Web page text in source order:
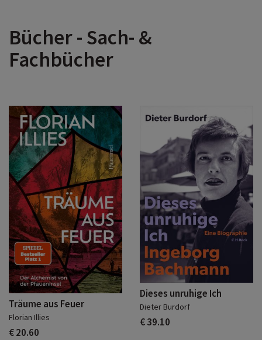
Bücher - Sach- &
Fachbücher
Träume aus Feuer
Florian Illies
€ 20.60
Dieses unruhige Ich
Dieter Burdorf
€ 39.10